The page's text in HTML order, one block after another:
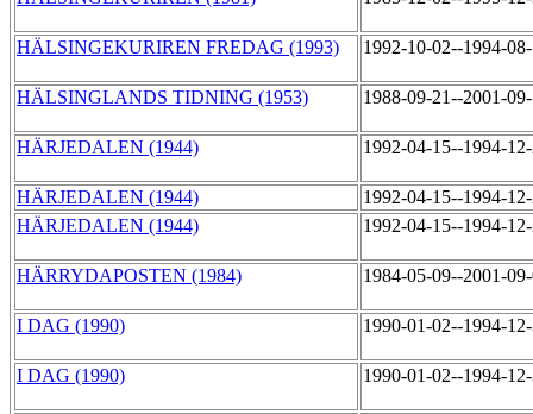
HÄLSINGEKURIREN FREDAG (1993) 1992-10-02--1994-
HÄLSINGLANDS TIDNING (1953) 1988-09-21--2001-
HÄRJEDALEN (1944) 1992-04-15--1994-
HÄRJEDALEN (1944)
1992-04-15--1994-
HÄRJEDALEN (1944)
1992-04-15--1994-
HÄRRYDAPOSTEN (1984) 1984-05-09--2001-
I DAG (1990) 1990-01-02--1994-
I DAG (1990) 1990-01-02--1994-